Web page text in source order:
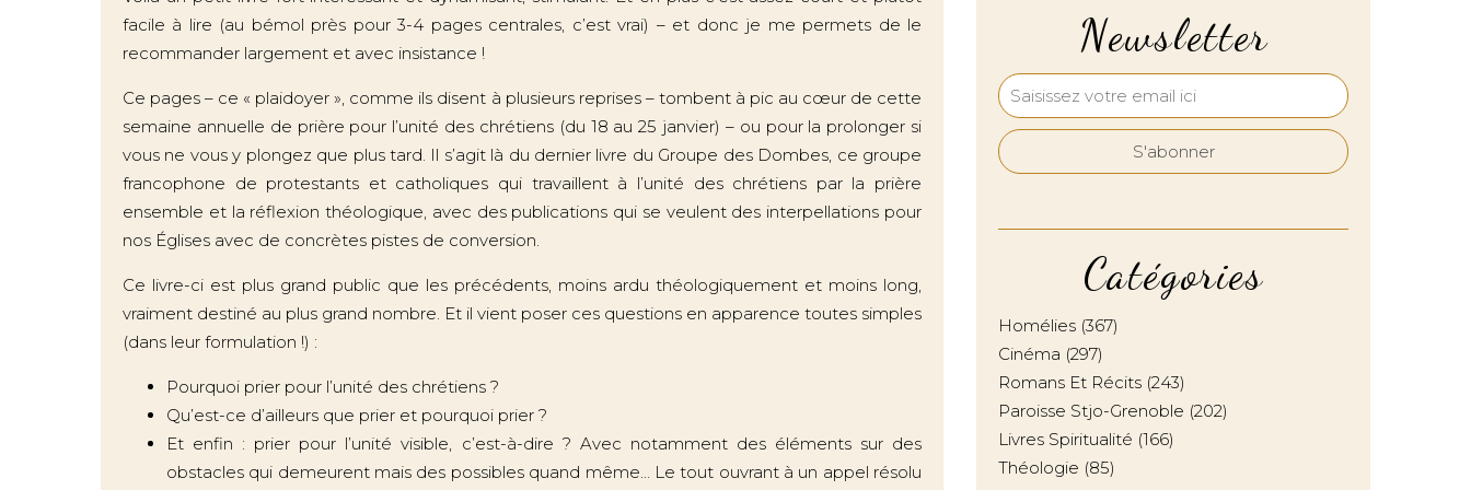
facile à lire (au bémol près pour 3-4 pages centrales, c’est vrai) – et donc je me permets de le
recommander largement et avec insistance !
Ce pages – ce « plaidoyer », comme ils disent à plusieurs reprises – tombent à pic au cœur de cette
semaine annuelle de prière pour l’unité des chrétiens (du 18 au 25 janvier) – ou pour la prolonger si
vous ne vous y plongez que plus tard. Il s’agit là du dernier livre du Groupe des Dombes, ce groupe
francophone de protestants et catholiques qui travaillent à l’unité des chrétiens par la prière
ensemble et la réflexion théologique, avec des publications qui se veulent des interpellations pour
nos Églises avec de concrètes pistes de conversion.
Ce livre-ci est plus grand public que les précédents, moins ardu théologiquement et moins long,
vraiment destiné au plus grand nombre. Et il vient poser ces questions en apparence toutes simples
(dans leur formulation !) :
Pourquoi prier pour l’unité des chrétiens ?
Qu’est-ce d’ailleurs que prier et pourquoi prier ?
Et enfin : prier pour l’unité visible, c’est-à-dire ? Avec notamment des éléments sur des
obstacles qui demeurent mais des possibles quand même… Le tout ouvrant à un appel résolu
Newsletter
Catégories
Homélies (367)
Cinéma (297)
Romans Et Récits (243)
Paroisse Stjo-Grenoble (202)
Livres Spiritualité (166)
Théologie (85)